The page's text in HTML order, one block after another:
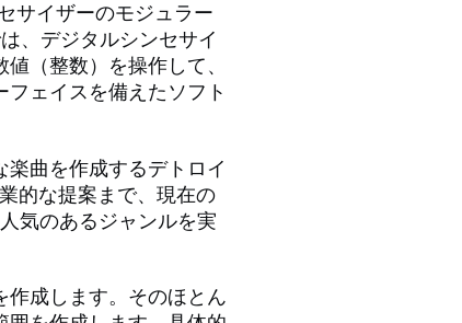
サイザーのモジュラー
、デジタルシンセサイ
（整数）を操作して、
ェイスを備えたソフト
曲を作成するデトロイ
的な提案まで、現在の
気のあるジャンルを実
作成します。そのほとん